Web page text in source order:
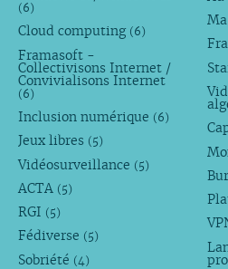
(6)
Cloud computing (6)
Framasoft -
Collectivisons Internet /
Convivialisons Internet
(6)
Inclusion numérique (6)
Jeux libres (5)
Vidéosurveillance (5)
ACTA (5)
RGI (5)
Fédiverse (5)
Sobriété (4)